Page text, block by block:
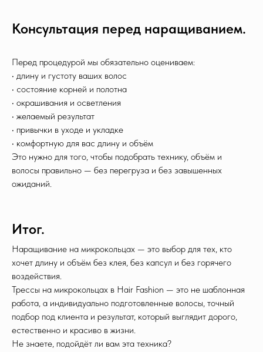
Консультация перед наращиванием.
Перед процедурой мы обязательно оцениваем:
• длину и густоту ваших волос
• состояние корней и полотна
• окрашивания и осветления
• желаемый результат
• привычки в уходе и укладке
• комфортную для вас длину и объём
Это нужно для того, чтобы подобрать технику, объём и
волосы правильно — без перегруза и без завышенных
ожиданий.
Итог.
Наращивание на микрокольцах — это выбор для тех, кто
хочет длину и объём без клея, без капсул и без горячего
воздействия.
Трессы на микрокольцах в Hair Fashion — это не шаблонная
работа, а индивидуально подготовленные волосы, точный
подбор под клиента и результат, который выглядит дорого,
естественно и красиво в жизни.
Не знаете, подойдёт ли вам эта техника?